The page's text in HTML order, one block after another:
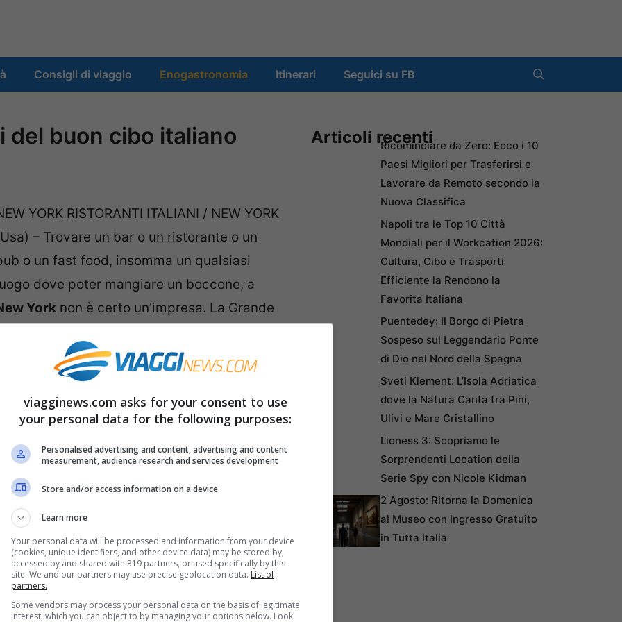
Consigli di viaggio Enogastronomia Itinerari Seguici su FB
del buon cibo italiano
YORK RISTORANTI ITALIANI / NEW YORK
– Trovare un bar o un ristorante o un
o un fast food, insomma un qualsiasi
dove poter mangiare un boccone, a
York non è certo un’impresa. La Grande
tutti i gusti e per tutte le tasche. Più difficile
di consigli e di suggerimenti, per
magariitaliano. Il ‘Corriere della Sera’
buon cibo ‘made in Italy’ aNew York .
pasticceria napoletana‘Ferrara’ (195
potrete trovare autentici cannoli e
alla fragola, pasticcini e biscotti di
, ristorante toscano nel centro di
rucola, maccheroni alla crudaiola,
Articoli recentiRicominciare da Zero: Ecco i 10
Paesi Migliori per Trasferirsi e
Lavorare da Remoto secondo la
Nuova Classifica
Napoli tra le Top 10 Città
Mondiali per il Workcation 2026:
Cultura, Cibo e Trasporti
Efficiente la Rendono la
Favorita Italiana
Puentedey: Il Borgo di Pietra
Sospeso sul Leggendario Ponte
di Dio nel Nord della Spagna
Sveti Klement: L’Isola Adriatica
dove la Natura Canta tra Pini,
Ulivi e Mare Cristallino
Lioness 3: Scopriamo le
Sorprendenti Location della
Serie Spy con Nicole Kidman
2 Agosto: Ritorna la Domenica
al Museo con Ingresso Gratuito
in Tutta Italia
viagginews.com asks for your consent to use
your personal data for the following purposes:
Personalised advertising and content, advertising and content
measurement, audience research and services development
Store and/or access information on a device
Learn more
Your personal data will be processed and information from your device
(cookies, unique identifiers, and other device data) may be stored by,
accessed by and shared with 319 partners, or used specifically by this
site. We and our partners may use precise geolocation data. List of
partners.
Some vendors may process your personal data on the basis of legitimate
interest, which you can object to by managing your options below. Look